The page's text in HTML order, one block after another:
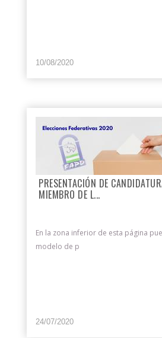
10/08/2020
PRESENTACIÓN DE
MIEMBRO DE L...
En la zona inferior de esta página
modelo de p
24/07/2020